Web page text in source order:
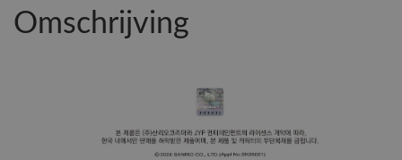
Omschrijving